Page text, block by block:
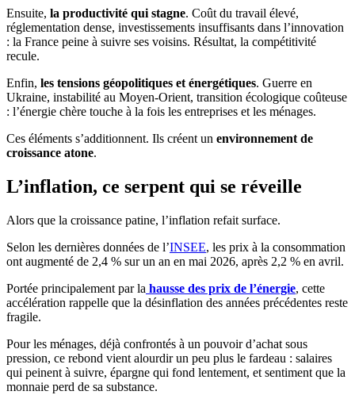
Ensuite, la productivité qui stagne. Coût du travail élevé,
réglementation dense, investissements insuffisants dans l’innovation
: la France peine à suivre ses voisins. Résultat, la compétitivité
recule.
Enfin, les tensions géopolitiques et énergétiques. Guerre en
Ukraine, instabilité au Moyen-Orient, transition écologique coûteuse
: l’énergie chère touche à la fois les entreprises et les ménages.
Ces éléments s’additionnent. Ils créent un environnement de
croissance atone.
L’inflation, ce serpent qui se réveille
Alors que la croissance patine, l’inflation refait surface.
Selon les dernières données de l’INSEE, les prix à la consommation
ont augmenté de 2,4 % sur un an en mai 2026, après 2,2 % en avril.
Portée principalement par la hausse des prix de l’énergie, cette
accélération rappelle que la désinflation des années précédentes reste
fragile.
Pour les ménages, déjà confrontés à un pouvoir d’achat sous
pression, ce rebond vient alourdir un peu plus le fardeau : salaires
qui peinent à suivre, épargne qui fond lentement, et sentiment que la
monnaie perd de sa substance.